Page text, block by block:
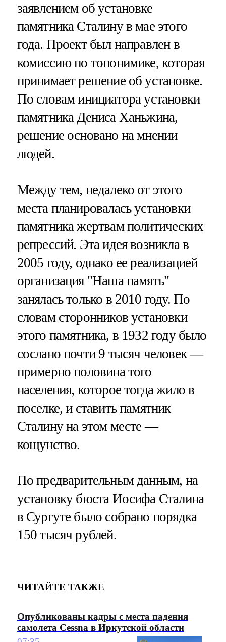
заявлением об установке
памятника Сталину в мае этого
года. Проект был направлен в
комиссию по топонимике, которая
принимает решение об установке.
По словам инициатора установки
памятника Дениса Ханьжина,
решение основано на мнении
людей.
Между тем, недалеко от этого
места планировалась установки
памятника жертвам политических
репрессий. Эта идея возникла в
2005 году, однако ее реализацией
организация "Наша память"
занялась только в 2010 году. По
словам сторонников установки
этого памятника, в 1932 году было
сослано почти 9 тысяч человек —
примерно половина того
населения, которое тогда жило в
поселке, и ставить памятник
Сталину на этом месте —
кощунство.
По предварительным данным, на
установку бюста Иосифа Сталина
в Сургуте было собрано порядка
150 тысяч рублей.
ЧИТАЙТЕ ТАКЖЕ
Опубликованы кадры с места падения
самолета Cessna в Иркутской области